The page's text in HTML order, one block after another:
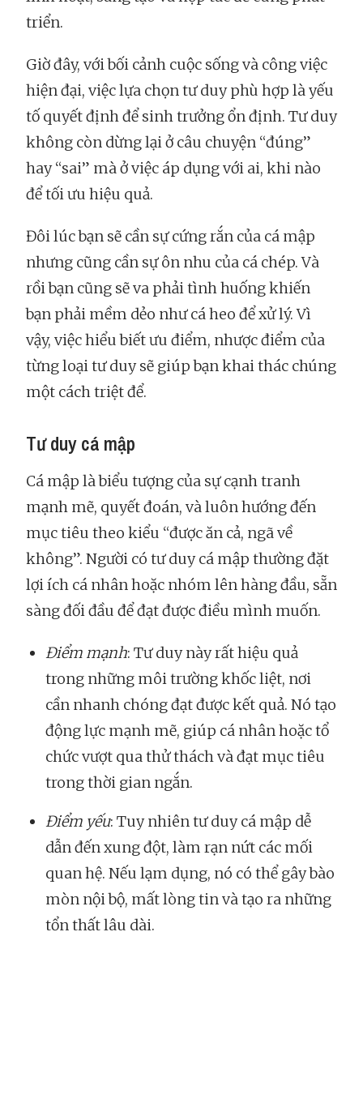
triển.
Giờ đây, với bối cảnh cuộc sống và công việc
hiện đại, việc lựa chọn tư duy phù hợp là yếu
tố quyết định để sinh trưởng ổn định. Tư duy
không còn dừng lại ở câu chuyện “đúng”
hay “sai” mà ở việc áp dụng với ai, khi nào
để tối ưu hiệu quả.
Đôi lúc bạn sẽ cần sự cứng rắn của cá mập
nhưng cũng cần sự ôn nhu của cá chép. Và
rồi bạn cũng sẽ va phải tình huống khiến
bạn phải mềm dẻo như cá heo để xử lý. Vì
vậy, việc hiểu biết ưu điểm, nhược điểm của
từng loại tư duy sẽ giúp bạn khai thác chúng
một cách triệt để.
Tư duy cá mập
Cá mập là biểu tượng của sự cạnh tranh
mạnh mẽ, quyết đoán, và luôn hướng đến
mục tiêu theo kiểu “được ăn cả, ngã về
không”. Người có tư duy cá mập thường đặt
lợi ích cá nhân hoặc nhóm lên hàng đầu, sẵn
sàng đối đầu để đạt được điều mình muốn.
Điểm mạnh: Tư duy này rất hiệu quả
trong những môi trường khốc liệt, nơi
cần nhanh chóng đạt được kết quả. Nó tạo
động lực mạnh mẽ, giúp cá nhân hoặc tổ
chức vượt qua thử thách và đạt mục tiêu
trong thời gian ngắn.
Điểm yếu: Tuy nhiên tư duy cá mập dễ
dẫn đến xung đột, làm rạn nứt các mối
quan hệ. Nếu lạm dụng, nó có thể gây bào
mòn nội bộ, mất lòng tin và tạo ra những
tổn thất lâu dài.